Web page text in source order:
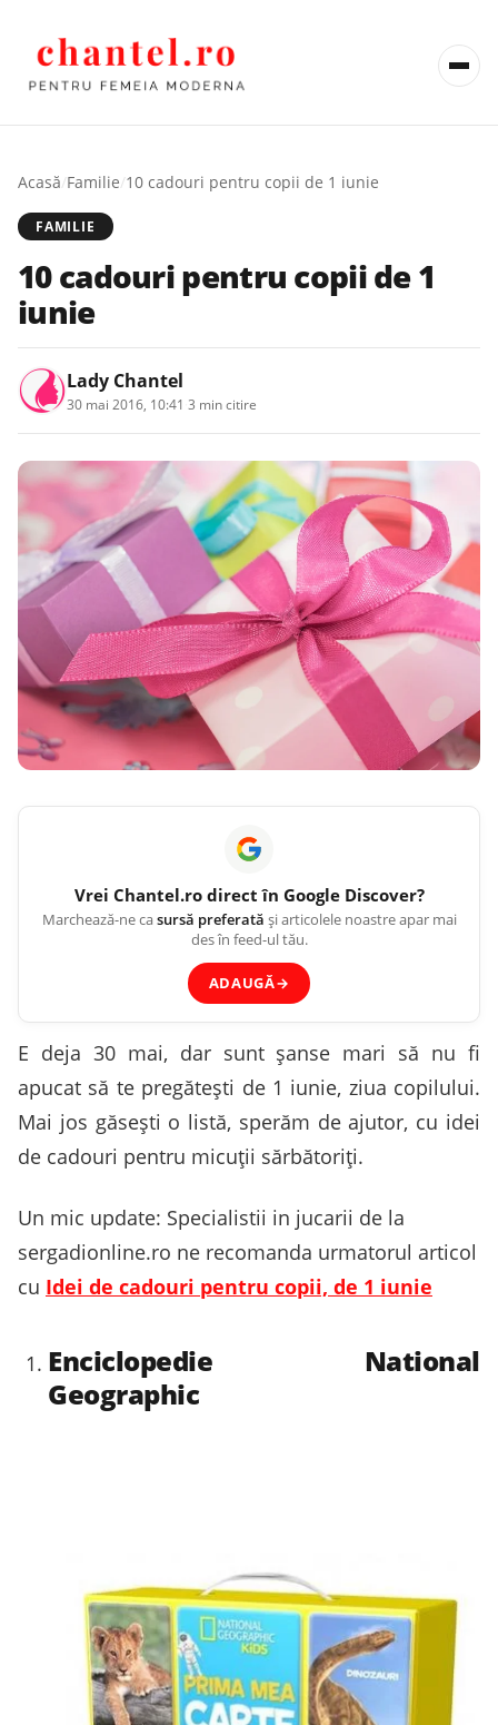
Acasă/Familie/10 cadouri pentru copii de 1 iunie
FAMILIE
10 cadouri pentru copii de 1
iunie
Lady Chantel
30 mai 2016, 10:41 3 min citire
Vrei Chantel.rodirect în Google Discover?
Marchează-ne casursă preferată și articolele noastre apar mai
des în feed-ul tău.
ADAUGĂ→
E deja 30 mai, dar sunt șanse mari să nu fi
apucat să te pregătești de 1 iunie, ziua copilului.
Mai jos găsești o listă, sperăm de ajutor, cu idei
de cadouri pentru micuții sărbătoriți.
Un mic update: Specialistii in jucarii de la
sergadionline.ro ne recomanda urmatorul articol
cu Idei de cadouri pentru copii, de 1 iunie
Enciclopedie National
Geographic